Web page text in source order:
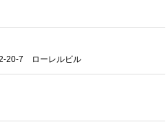
20-7 ローレルビル